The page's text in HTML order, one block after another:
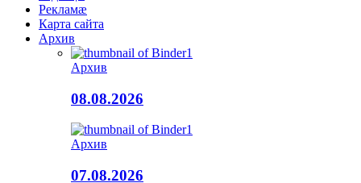
Рекламæ
Карта сайта
Архив
Архив
08.08.2026
Архив
07.08.2026